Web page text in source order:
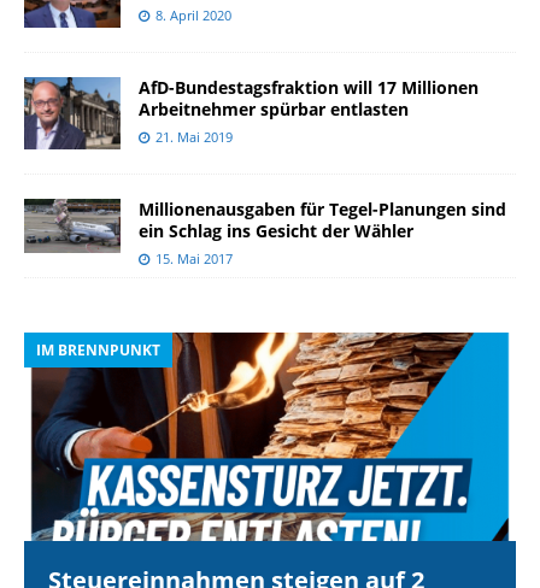
8. April 2020
AfD-Bundestagsfraktion will 17 Millionen
Arbeitnehmer spürbar entlasten
21. Mai 2019
Millionenausgaben für Tegel-Planungen sind
ein Schlag ins Gesicht der Wähler
15. Mai 2017
IM BRENNPUNKT
Steuereinnahmen steigen auf 2